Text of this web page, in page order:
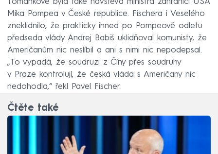
Mika Pompea v České republice. Fischera i Veselého
zneklidnilo, že prakticky ihned po Pompeově odletu
předseda vlády Andrej Babiš uklidňoval komunisty, že
Američanům nic neslíbil a ani s nimi nic nepodepsal.
„To vypadá, že soudruzi z Číny přes soudruhy
v Praze kontrolují, že česká vláda s Američany nic
nedohodla,“ řekl Pavel Fischer.
Čtěte také